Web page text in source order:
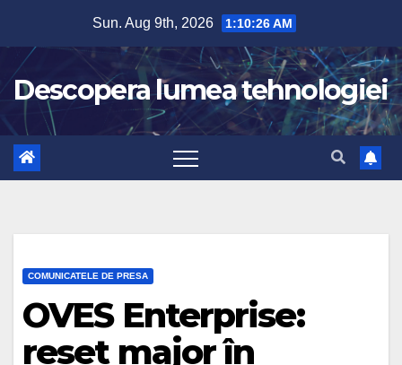
content
Sun. Aug 9th, 2026 1:10:27 AM
Descopera lumea tehnologiei
COMUNICATELE DE PRESA
OVES Enterprise:
reset major în